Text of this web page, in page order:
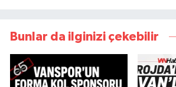
Bunlar da ilginizi çekebilir